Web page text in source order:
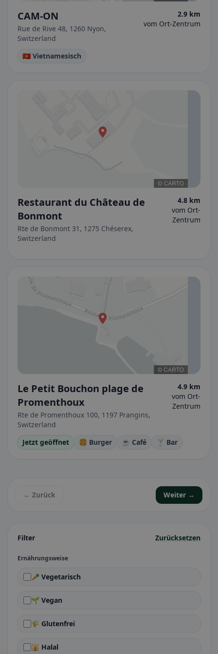
Filter Zurücksetzen
Ernährungsweise
🥕 Vegetarisch
🌱 Vegan
🌾 Glutenfrei
🕌 Halal
CAM-ON
Rue de Rive 48, 1260 Nyon,
Switzerland
2.9 km
vom Ort-Zentrum
🇻🇳 Vietnamesisch
Restaurant du Château de
Bonmont
Rte de Bonmont 31, 1275 Chéserex,
Switzerland
4.8 km
vom Ort-
Zentrum
Le Petit Bouchon plage de
Promenthoux
Rte de Promenthoux 100, 1197 Prangins,
Switzerland
4.9 km
vom Ort-
Zentrum
Jetzt geöffnet 🍔 Burger ☕ Café 🍸 Bar
← Zurück Weiter →